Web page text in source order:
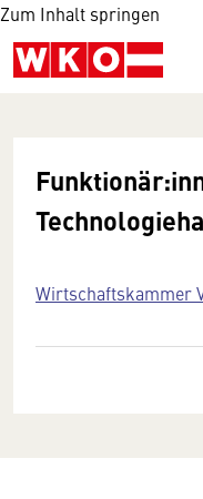
Zum Inhalt springen
Wirtschaftskammer